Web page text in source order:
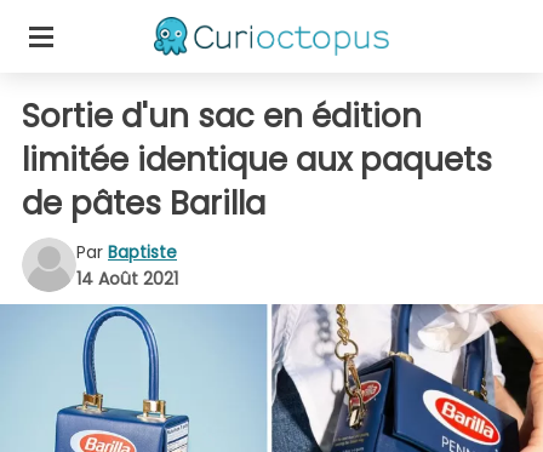
Sortie d'un sac en édition
limitée identique aux paquets
de pâtes Barilla
Par Baptiste
14 Août 2021